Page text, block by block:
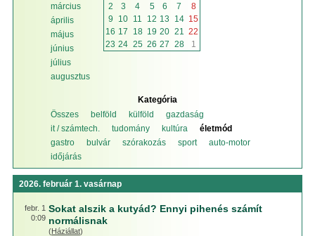
március
április
május
június
július
augusztus
2
3 4 5 6 7
8
9
10 11 12 13 14 15
16 17 18 19 20 21
22
23 24 25 26 27 28 1
Kategória
Összes
belföld külföld
gazdaság
it / számtech.
tudomány kultúra
életmód
gastro
bulvár szórakozás sport
auto-motor
időjárás
2026. február 1. vasárnap
febr. 1
0:09
Sokat alszik a kutyád? Ennyi pihenés számít
normálisnak
(Háziállat)